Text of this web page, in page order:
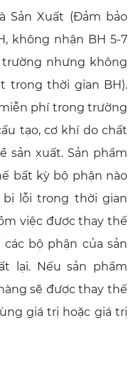
Sản Xuất (Đảm bảo
không nhận BH 5-7
nhưng không
trong thời gian BH).
phí trong trường
tạo, cơ khí do chất
sản xuất. Sản phẩm
bất kỳ bộ phận nào
lỗi trong thời gian
việc được thay thế
bộ phận của sản
lại. Nếu sản phẩm
sẽ được thay thế
giá trị hoặc giá trị